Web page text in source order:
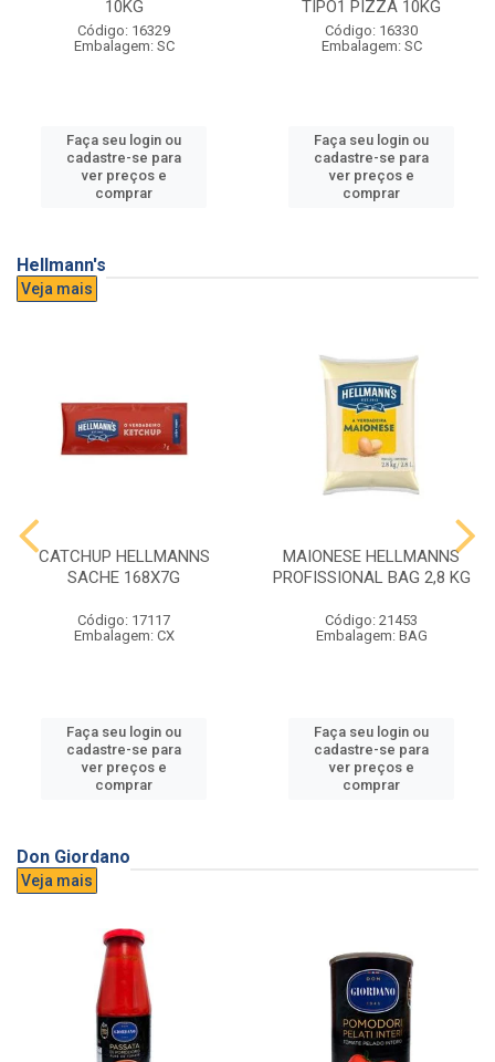
10KG
Código: 16329
Embalagem: SC
Faça seu login ou
cadastre-se para
ver preços e
comprar
TIPO1 PIZZA 10KG
Código: 16330
Embalagem: SC
Faça seu login ou
cadastre-se para
ver preços e
comprar
Hellmann's
Veja mais
CATCHUP HELLMANNS
SACHE 168X7G
Código: 17117
Embalagem: CX
Faça seu login ou
cadastre-se para
ver preços e
comprar
MAIONESE HELLMANNS
PROFISSIONAL BAG 2,8 KG
Código: 21453
Embalagem: BAG
Faça seu login ou
cadastre-se para
ver preços e
comprar
Don Giordano
Veja mais